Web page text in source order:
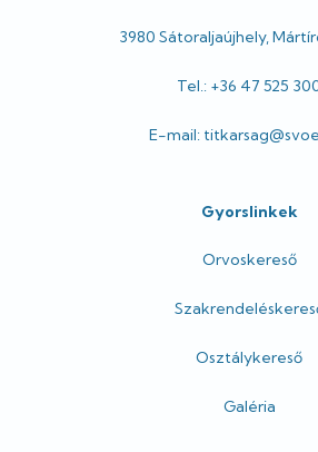
3980 Sátoraljaújhely,
Tel.: +36 47 525
E-mail:
Gyorslinkek
Orvoskereső
Osztálykereső
Galéria